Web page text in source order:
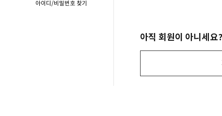
아이디/비밀번호 찾기
아직 회원이 아니세요?